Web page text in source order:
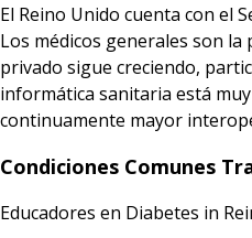
El Reino Unido cuenta con el
Los médicos generales son
privado sigue creciendo,
informática sanitaria está
continuamente mayor
Condiciones Comunes
Educadores en Diabetes in